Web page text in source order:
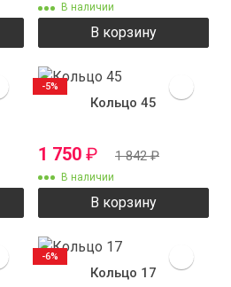
В наличии
В корзину
Кольцо 45
1 750 ₽ 1 842₽
В наличии
В корзину
-5%
Кольцо 17
-6%